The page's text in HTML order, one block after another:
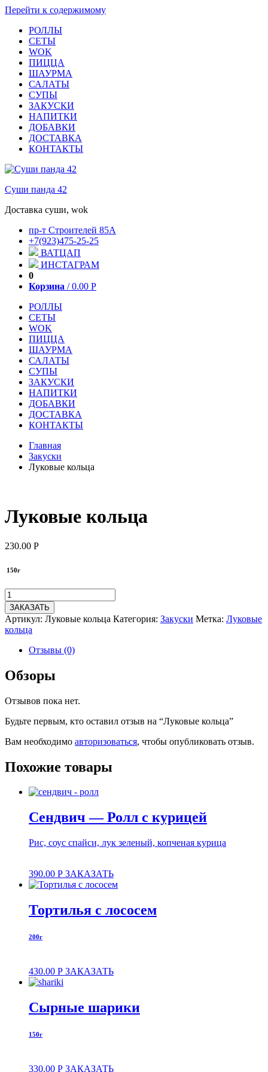
Перейти к содержимому
РОЛЛЫ
СЕТЫ
WOK
ПИЦЦА
ШАУРМА
САЛАТЫ
СУПЫ
ЗАКУСКИ
НАПИТКИ
ДОБАВКИ
ДОСТАВКА
КОНТАКТЫ
Суши панда 42
Доставка суши, wok
пр-т Строителей 85А
+7(923)475-25-25
ВАТЦАП
ИНСТАГРАМ
0
Корзина /0.00 Р
РОЛЛЫ
СЕТЫ
WOK
ПИЦЦА
ШАУРМА
САЛАТЫ
СУПЫ
ЗАКУСКИ
НАПИТКИ
ДОБАВКИ
ДОСТАВКА
КОНТАКТЫ
Главная
Закуски
Луковые кольца
Луковые кольца
230.00 Р
150г
ЗАКАЗАТЬ
Артикул: Луковые кольца Категория: Закуски Метка: Луковые
кольца
Отзывы (0)
Обзоры
Отзывов пока нет.
Будьте первым, кто оставил отзыв на “Луковые кольца”
Вам необходимо авторизоваться, чтобы опубликовать отзыв.
Похожие товары
Сендвич — Ролл с курицей
Рис, соус спайси, лук зеленый, копченая курица
390.00 Р ЗАКАЗАТЬ
Тортилья с лососем
200г
430.00 Р ЗАКАЗАТЬ
Сырные шарики
150г
330.00 Р ЗАКАЗАТЬ